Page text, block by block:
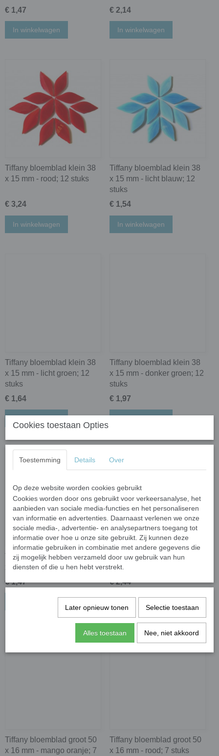
€ 1,47
In winkelwagen
€ 2,14
In winkelwagen
Tiffany bloemblad klein 38
x 15 mm - rood; 12 stuks
€ 3,24
In winkelwagen
Tiffany bloemblad klein 38
x 15 mm - licht blauw; 12
stuks
€ 1,54
In winkelwagen
Tiffany bloemblad klein 38
x 15 mm - licht groen; 12
stuks
€ 1,64
Tiffany bloemblad klein 38
x 15 mm - donker groen; 12
stuks
€ 1,97
Tiffany bloemblad klein 38
x 15 mm - blauw; 12 stuks
€ 1,47
Tiffany bloemblad klein 38
x 15 mm - roze; 12 stuks
€ 2,44
Tiffany bloemblad groot 50
x 16 mm - mango oranje; 7
Tiffany bloemblad groot 50
x 16 mm - rood; 7 stuks
Cookies toestaan Opties
Toestemming Details Over
Op deze website worden cookies gebruikt
Cookies worden door ons gebruikt voor verkeersanalyse, het
aanbieden van sociale media-functies en het personaliseren
van informatie en advertenties. Daarnaast verlenen we onze
sociale media-, advertentie- en analysepartners toegang tot
informatie over hoe u onze site gebruikt. Zij kunnen deze
informatie gebruiken in combinatie met andere gegevens die
zij mogelijk hebben verzameld door uw gebruik van hun
diensten of die u hen hebt verstrekt.
Later opnieuw tonen Selectie toestaan
Alles toestaan Nee, niet akkoord